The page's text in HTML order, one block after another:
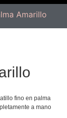
Amarillo
fino en palma
a mano